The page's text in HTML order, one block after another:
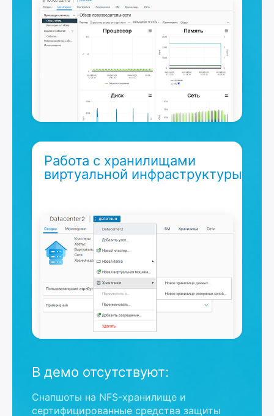
Работа с хранилищами
виртуальной инфраструктуры
В демо отсутствуют:
Снапшоты на NFS-хранилище и
сертифицированные средства защиты